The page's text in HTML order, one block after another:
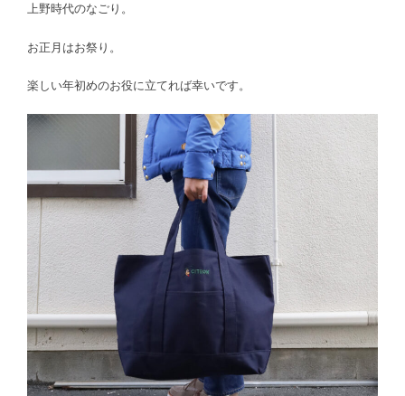
上野時代のなごり。
お正月はお祭り。
楽しい年初めのお役に立てれば幸いです。